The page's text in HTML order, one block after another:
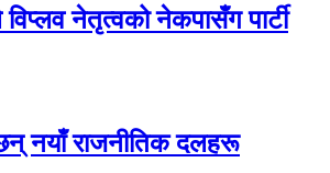
नेतृत्वको नेकपासँग पार्टी
नयाँ राजनीतिक दलहरू